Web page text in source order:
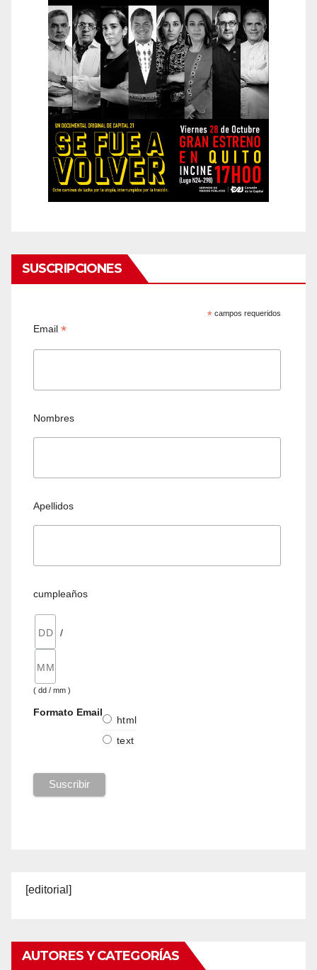
SUSCRIPCIONES
* campos requeridos
Email*
Nombres
Apellidos
cumpleaños
/
( dd / mm )
Formato Email
html
text
[editorial]
AUTORES Y CATEGORÍAS